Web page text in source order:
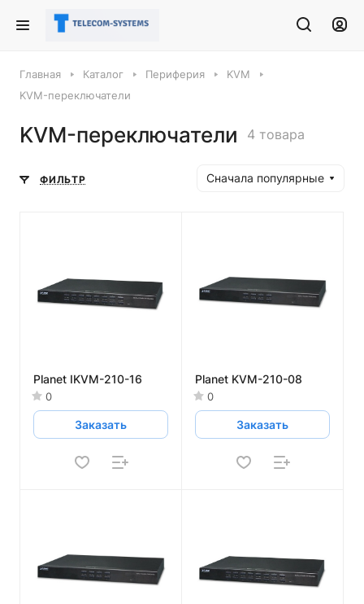
Главная Каталог Периферия
KVM
KVM-переключатели
KVM-переключатели 4 товара
ФИЛЬТР Сначала популярные
Planet IKVM-210-16
0
Заказать
Planet KVM-210-08
0
Заказать